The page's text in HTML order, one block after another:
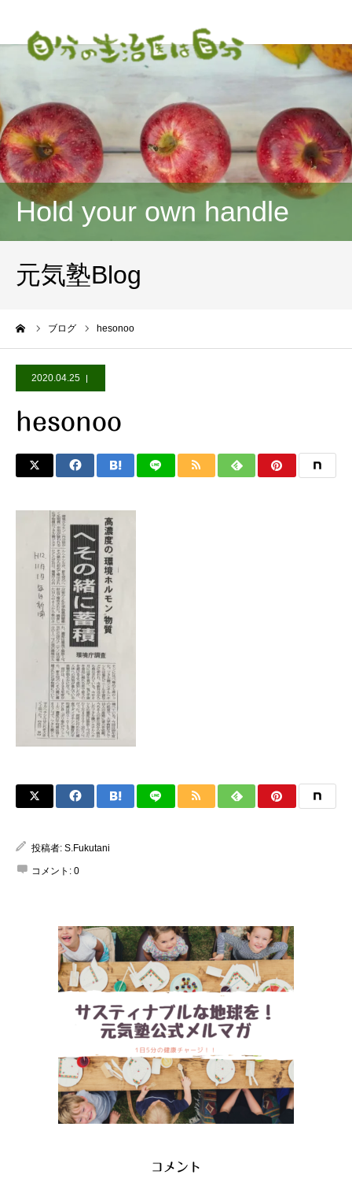
Hold your own handle
元気塾Blog
ブログ hesonoo
2020.04.25
hesonoo
投稿者: S.Fukutani
コメント: 0
コメント